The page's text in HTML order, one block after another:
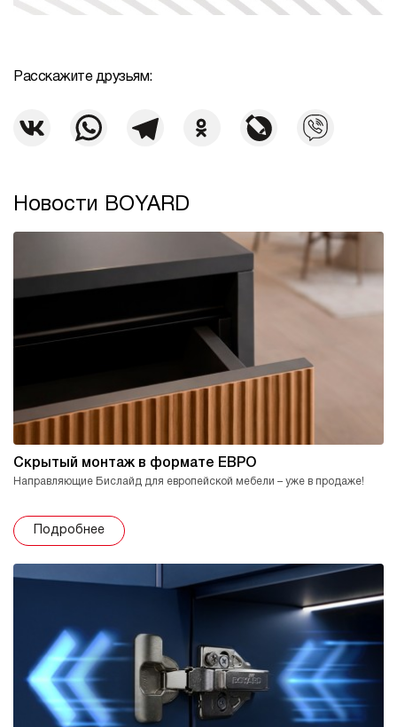
Расскажите друзьям:
Новости BOYARD
Скрытый монтаж в формате ЕВРО
Направляющие Бислайд для европейской мебели – уже в продаже!
Подробнее